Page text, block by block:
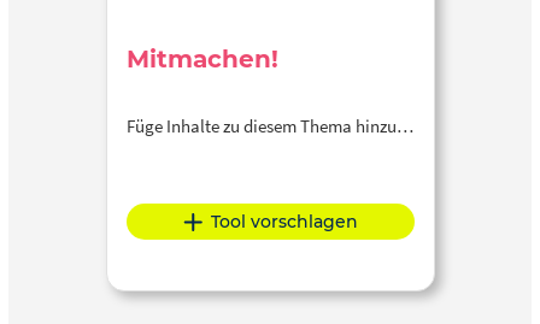
Mitmachen!
Füge Inhalte zu diesem Thema hinzu…
Tool vorschlagen